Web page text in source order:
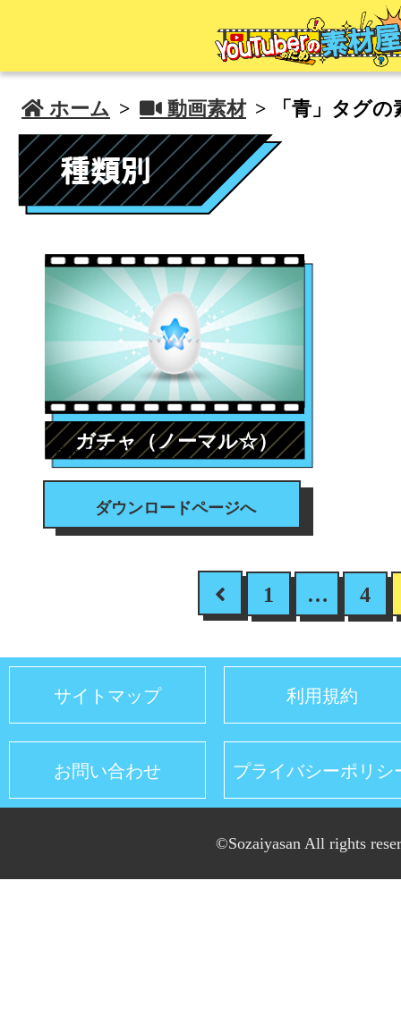
 ホーム >  動画素材 > 「青」タグの
#トランジション
ガチャ（ノーマル☆）
ダウンロードページへ
1 … 4
サイトマップ 利用規約
お問い合わせ プライバシーポリシ
©Sozaiyasan All rights